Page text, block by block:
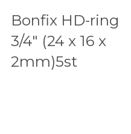
Bonfix HD-ring
3/4″ (24 x 16 x
2mm)5st